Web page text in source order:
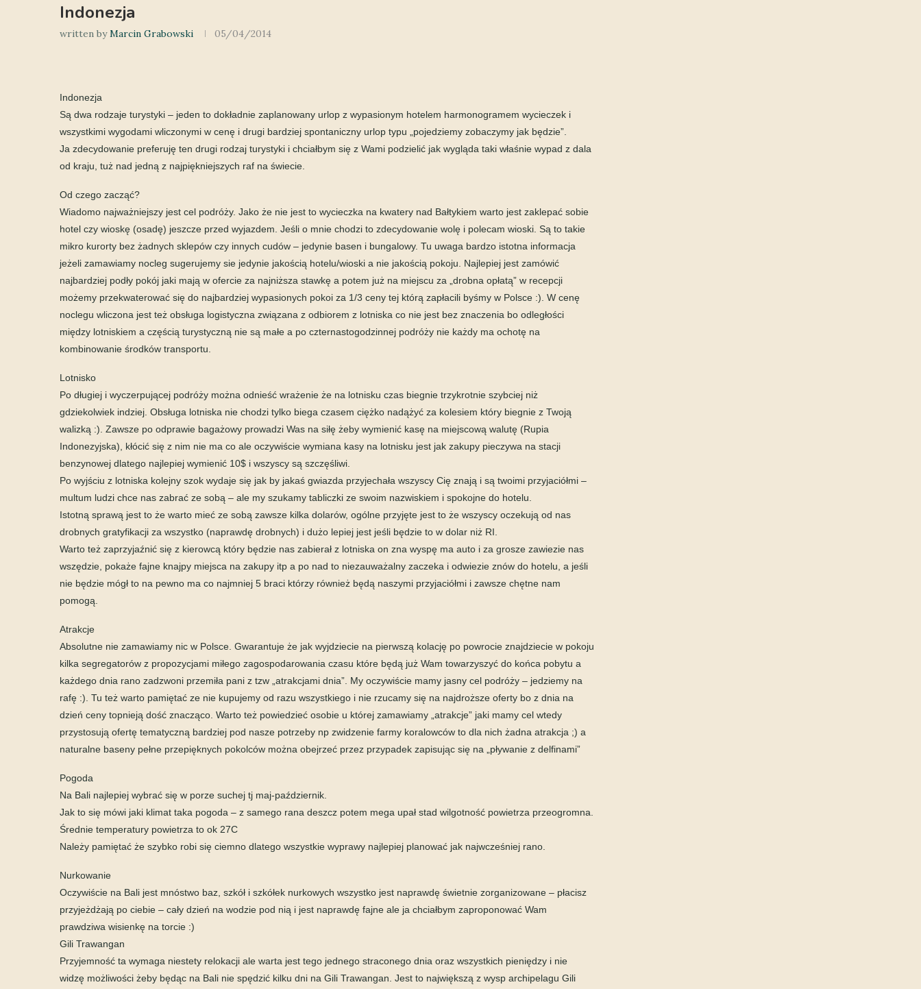
Indonezja
written byMarcin Grabowski 05/04/2014
Indonezja
Są dwa rodzaje turystyki – jeden to dokładnie zaplanowany urlop z wypasionym hotelem harmonogramem wycieczek i
wszystkimi wygodami wliczonymi w cenę i drugi bardziej spontaniczny urlop typu „pojedziemy zobaczymy jak będzie”.
Ja zdecydowanie preferuję ten drugi rodzaj turystyki i chciałbym się z Wami podzielić jak wygląda taki właśnie wypad z dala
od kraju, tuż nad jedną z najpiękniejszych raf na świecie.
Od czego zacząć?
Wiadomo najważniejszy jest cel podróży. Jako że nie jest to wycieczka na kwatery nad Bałtykiem warto jest zaklepać sobie
hotel czy wioskę (osadę) jeszcze przed wyjazdem. Jeśli o mnie chodzi to zdecydowanie wolę i polecam wioski. Są to takie
mikro kurorty bez żadnych sklepów czy innych cudów – jedynie basen i bungalowy. Tu uwaga bardzo istotna informacja
jeżeli zamawiamy nocleg sugerujemy sie jedynie jakością hotelu/wioski a nie jakością pokoju. Najlepiej jest zamówić
najbardziej podły pokój jaki mają w ofercie za najniższa stawkę a potem już na miejscu za „drobna opłatą” w recepcji
możemy przekwaterować się do najbardziej wypasionych pokoi za 1/3 ceny tej którą zapłacili byśmy w Polsce :). W cenę
noclegu wliczona jest też obsługa logistyczna związana z odbiorem z lotniska co nie jest bez znaczenia bo odległości
między lotniskiem a częścią turystyczną nie są małe a po czternastogodzinnej podróży nie każdy ma ochotę na
kombinowanie środków transportu.
Lotnisko
Po długiej i wyczerpującej podróży można odnieść wrażenie że na lotnisku czas biegnie trzykrotnie szybciej niż
gdziekolwiek indziej. Obsługa lotniska nie chodzi tylko biega czasem ciężko nadążyć za kolesiem który biegnie z Twoją
walizką :). Zawsze po odprawie bagażowy prowadzi Was na siłę żeby wymienić kasę na miejscową walutę (Rupia
Indonezyjska), kłócić się z nim nie ma co ale oczywiście wymiana kasy na lotnisku jest jak zakupy pieczywa na stacji
benzynowej dlatego najlepiej wymienić 10$ i wszyscy są szczęśliwi.
Po wyjściu z lotniska kolejny szok wydaje się jak by jakaś gwiazda przyjechała wszyscy Cię znają i są twoimi przyjaciółmi –
multum ludzi chce nas zabrać ze sobą – ale my szukamy tabliczki ze swoim nazwiskiem i spokojne do hotelu.
Istotną sprawą jest to że warto mieć ze sobą zawsze kilka dolarów, ogólne przyjęte jest to że wszyscy oczekują od nas
drobnych gratyfikacji za wszystko (naprawdę drobnych) i dużo lepiej jest jeśli będzie to w dolar niż RI.
Warto też zaprzyjaźnić się z kierowcą który będzie nas zabierał z lotniska on zna wyspę ma auto i za grosze zawiezie nas
wszędzie, pokaże fajne knajpy miejsca na zakupy itp a po nad to niezauważalny zaczeka i odwiezie znów do hotelu, a jeśli
nie będzie mógł to na pewno ma co najmniej 5 braci którzy również będą naszymi przyjaciółmi i zawsze chętne nam
pomogą.
Atrakcje
Absolutne nie zamawiamy nic w Polsce. Gwarantuje że jak wyjdziecie na pierwszą kolację po powrocie znajdziecie w pokoju
kilka segregatorów z propozycjami miłego zagospodarowania czasu które będą już Wam towarzyszyć do końca pobytu a
każdego dnia rano zadzwoni przemiła pani z tzw „atrakcjami dnia”. My oczywiście mamy jasny cel podróży – jedziemy na
rafę :). Tu też warto pamiętać ze nie kupujemy od razu wszystkiego i nie rzucamy się na najdroższe oferty bo z dnia na
dzień ceny topnieją dość znacząco. Warto też powiedzieć osobie u której zamawiamy „atrakcje” jaki mamy cel wtedy
przystosują ofertę tematyczną bardziej pod nasze potrzeby np zwidzenie farmy koralowców to dla nich żadna atrakcja ;) a
naturalne baseny pełne przepięknych pokolców można obejrzeć przez przypadek zapisując się na „pływanie z delfinami”
Pogoda
Na Bali najlepiej wybrać się w porze suchej tj maj-październik.
Jak to się mówi jaki klimat taka pogoda – z samego rana deszcz potem mega upał stad wilgotność powietrza przeogromna.
Średnie temperatury powietrza to ok 27C
Należy pamiętać że szybko robi się ciemno dlatego wszystkie wyprawy najlepiej planować jak najwcześniej rano.
Nurkowanie
Oczywiście na Bali jest mnóstwo baz, szkół i szkółek nurkowych wszystko jest naprawdę świetnie zorganizowane – płacisz
przyjeżdżają po ciebie – cały dzień na wodzie pod nią i jest naprawdę fajne ale ja chciałbym zaproponować Wam
prawdziwa wisienkę na torcie :)
Gili Trawangan
Przyjemność ta wymaga niestety relokacji ale warta jest tego jednego straconego dnia oraz wszystkich pieniędzy i nie
widzę możliwości żeby będąc na Bali nie spędzić kilku dni na Gili Trawangan. Jest to największą z wysp archipelagu Gili